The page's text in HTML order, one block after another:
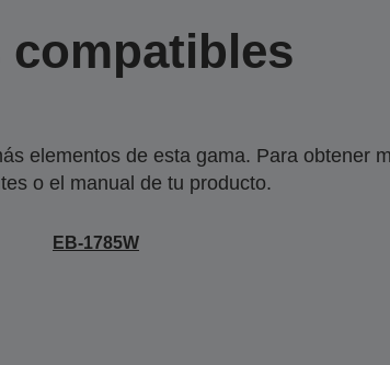
compatibles
elementos de esta gama. Para obtener
o el manual de tu producto.
EB-1785W